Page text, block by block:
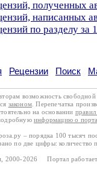
полученных
написанных
по разделу за
Рецензии Поиск
возможность
законом . Перепечатка
на основании
информацию о
– порядка 100 тысяч
по две цифры: количество
2000-2026 Портал